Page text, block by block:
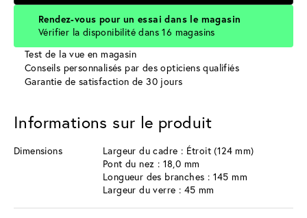
Rendez-vous pour un essai dans le magasin
Vérifier la disponibilité dans 16 magasins
Test de la vue en magasin
Conseils personnalisés par des opticiens qualifiés
Garantie de satisfaction de 30 jours
Informations sur le produit
Dimensions
Largeur du cadre : Étroit (124 mm)
Pont du nez : 18,0 mm
Longueur des branches : 145 mm
Largeur du verre : 45 mm